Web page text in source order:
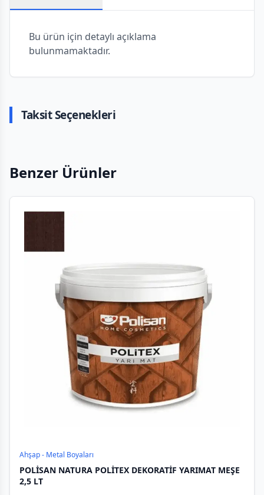
Bu ürün için detaylı açıklama
bulunmamaktadır.
Taksit Seçenekleri
Benzer Ürünler
Ahşap - Metal Boyaları
POLİSAN NATURA POLİTEX DEKORATİF YARIMAT MEŞE
2,5 LT